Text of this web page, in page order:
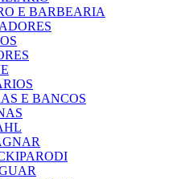
E BARBEARIA
E BANCOS